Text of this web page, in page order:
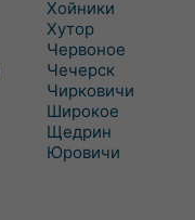
Хойники
Хутор
Червоное
Чечерск
Чирковичи
Широкое
Щедрин
Юровичи